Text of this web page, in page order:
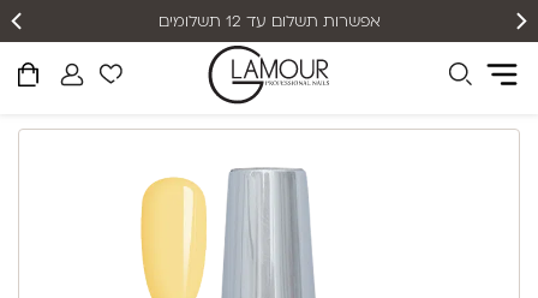
אפשרות תשלום עד 12 תשלומים